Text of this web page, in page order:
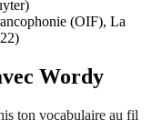
(OIF), La
Wordy
ton vocabulaire au fil